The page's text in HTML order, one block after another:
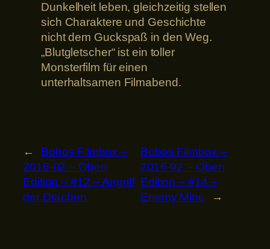
Dunkelheit leben, gleichzeitig stellen
sich Charaktere und Geschichte
nicht dem Guckspaß in den Weg.
„Blutgletscher“ ist ein toller
Monsterfilm für einen
unterhaltsamen Filmabend.
←
Bobos Filmbox –
2016-02 – Oben
Edition – #12 – Angriff
der Drachen
Bobos Filmbox –
2016-02 – Oben
Edition – #14 –
Enemy Mine
→